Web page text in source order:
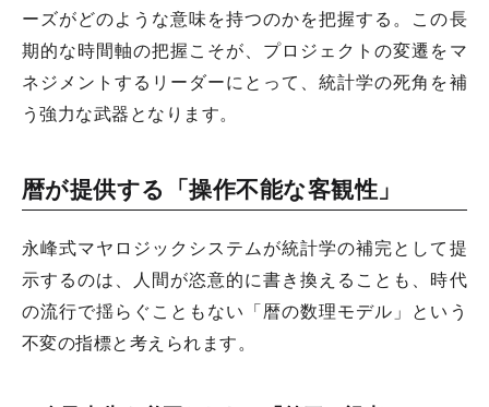
ーズがどのような意味を持つのかを把握する。この長
期的な時間軸の把握こそが、プロジェクトの変遷をマ
ネジメントするリーダーにとって、統計学の死角を補
う強力な武器となります。
暦が提供する「操作不能な客観性」
永峰式マヤロジックシステムが統計学の補完として提
示するのは、人間が恣意的に書き換えることも、時代
の流行で揺らぐこともない「暦の数理モデル」という
不変の指標と考えられます。